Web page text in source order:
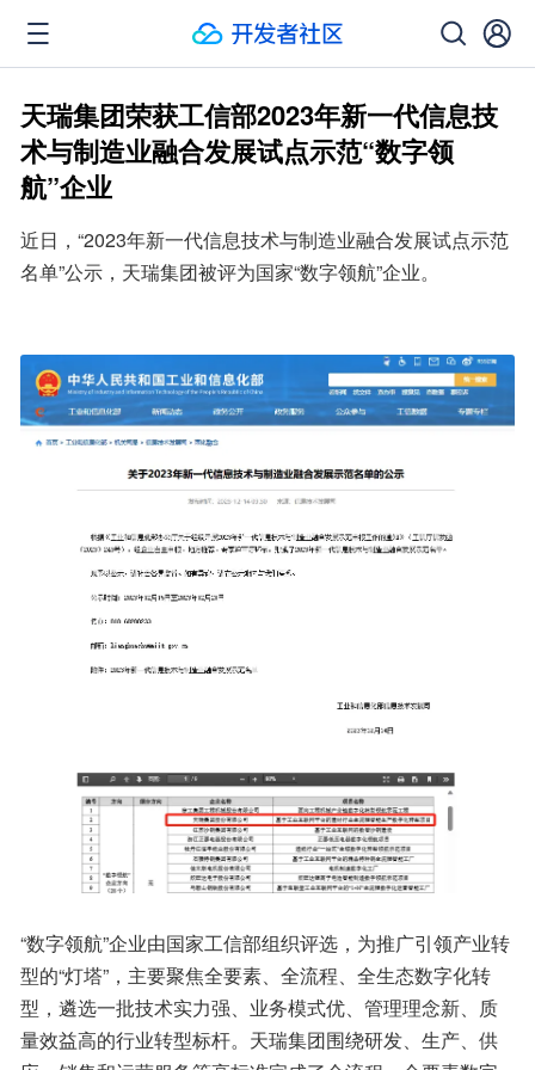
天瑞集团荣获工信部2023年新一代信息技
术与制造业融合发展试点示范“数字领
航”企业
近日，“2023年新一代信息技术与制造业融合发展试点示范
名单”公示，天瑞集团被评为国家“数字领航”企业。
“数字领航”企业由国家工信部组织评选，为推广引领产业转
型的“灯塔”，主要聚焦全要素、全流程、全生态数字化转
型，遴选一批技术实力强、业务模式优、管理理念新、质
量效益高的行业转型标杆。天瑞集团围绕研发、生产、供